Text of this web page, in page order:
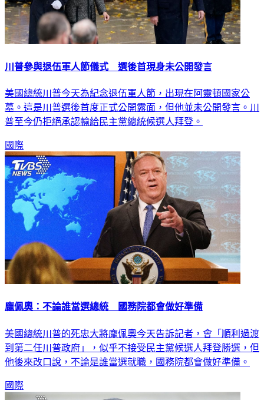
川普參與退伍軍人節儀式 選後首現身未公開發言
美國總統川普今天為紀念退伍軍人節，出現在阿靈頓國家公
墓。這是川普選後首度正式公開露面，但他並未公開發言。川
普至今仍拒絕承認輸給民主黨總統候選人拜登。
國際
龐佩奧：不論誰當選總統 國務院都會做好準備
美國總統川普的死忠大將龐佩奧今天告訴記者，會「順利過渡
到第二任川普政府」，似乎不接受民主黨候選人拜登勝選，但
他後來改口說，不論是誰當選就職，國務院都會做好準備。
國際